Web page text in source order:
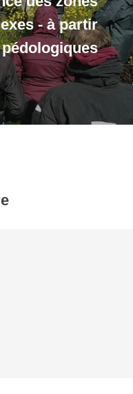
- à partir